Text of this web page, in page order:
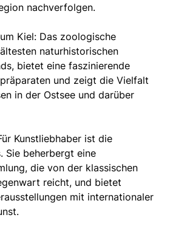
nachverfolgen.
Kiel: Das zoologische
naturhistorischen
bietet eine faszinierende
und zeigt die Vielfalt
in der Ostsee und darüber
Kunstliebhaber ist die
Sie beherbergt eine
die von der klassischen
reicht, und bietet
mit internationaler